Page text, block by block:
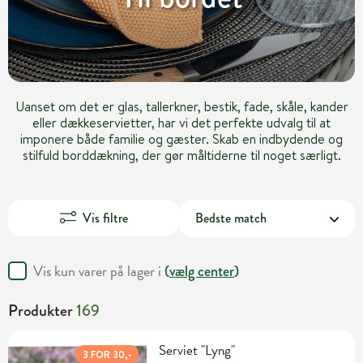
Uanset om det er glas, tallerkner, bestik, fade, skåle, kander
eller dækkeservietter, har vi det perfekte udvalg til at
imponere både familie og gæster. Skab en indbydende og
stilfuld borddækning, der gør måltiderne til noget særligt.
Vis filtre
Vis kun varer på lager i (vælg center)
Produkter169
3 FOR 30,- Serviet "Lyng"